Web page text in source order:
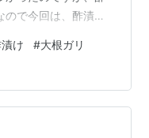
で今回は、酢漬け
べしてみました。
鯖』ですが、私は
で、焼く前に塩をあ
ばフィーレを冷蔵庫
ト。当日は、キッ
け #大根ガリ